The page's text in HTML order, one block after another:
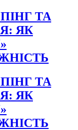
ТА
ЯК
ТА
ЯК